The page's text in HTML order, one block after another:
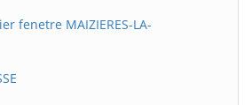
fenetre MAIZIERES-LA-